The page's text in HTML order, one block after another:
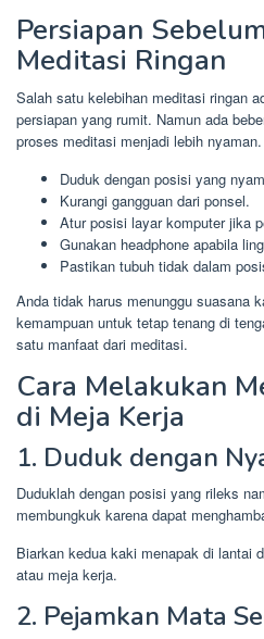
Persiapan
Meditasi Ringan
Salah satu kelebihan meditasi ringan
persiapan yang rumit. Namun ada
proses meditasi menjadi lebih nyaman.
Duduk dengan posisi yang
Kurangi gangguan dari ponsel.
Atur posisi layar komputer jika
Gunakan headphone apabila
Pastikan tubuh tidak dalam
Anda tidak harus menunggu suasana
kemampuan untuk tetap tenang di
satu manfaat dari meditasi.
Cara Melakukan
di Meja Kerja
1. Duduk dengan
Duduklah dengan posisi yang rileks
membungkuk karena dapat
Biarkan kedua kaki menapak di lantai
atau meja kerja.
2. Pejamkan Mata